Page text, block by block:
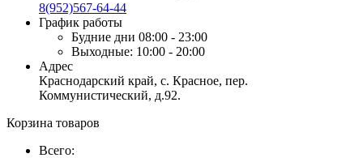
8(952)567-64-44
График работы
Будние дни 08:00 - 23:00
Выходные: 10:00 - 20:00
Адрес
Краснодарский край, с. Красное, пер.
Коммунистический, д.92.
Корзина товаров
Всего: